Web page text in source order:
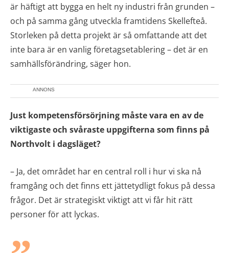
är häftigt att bygga en helt ny industri från grunden –
och på samma gång utveckla framtidens Skellefteå.
Storleken på detta projekt är så omfattande att det
inte bara är en vanlig företagsetablering – det är en
samhällsförändring, säger hon.
ANNONS
Just kompetensförsörjning måste vara en av de
viktigaste och svåraste uppgifterna som finns på
Northvolt i dagsläget?
– Ja, det området har en central roll i hur vi ska nå
framgång och det finns ett jättetydligt fokus på dessa
frågor. Det är strategiskt viktigt att vi får hit rätt
personer för att lyckas.